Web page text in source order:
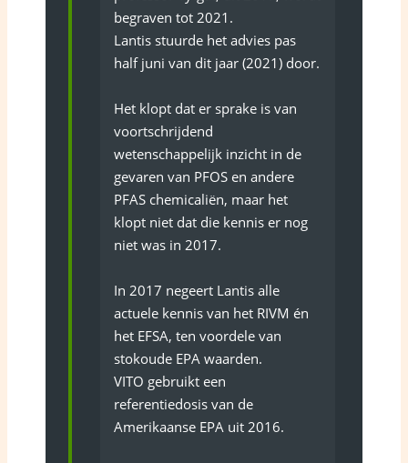
begraven tot 2021.
Lantis stuurde het advies pas
half juni van dit jaar (2021) door.
Het klopt dat er sprake is van
voortschrijdend
wetenschappelijk inzicht in de
gevaren van PFOS en andere
PFAS chemicaliën, maar het
klopt niet dat die kennis er nog
niet was in 2017.
In 2017 negeert Lantis alle
actuele kennis van het RIVM én
het EFSA, ten voordele van
stokoude EPA waarden.
VITO gebruikt een
referentiedosis van de
Amerikaanse EPA uit 2016.